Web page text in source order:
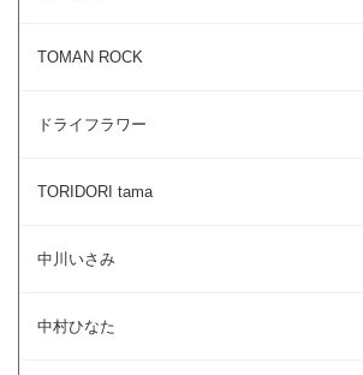
TOMAN ROCK
ドライフラワー
TORIDORI tama
中川いさみ
中村ひなた